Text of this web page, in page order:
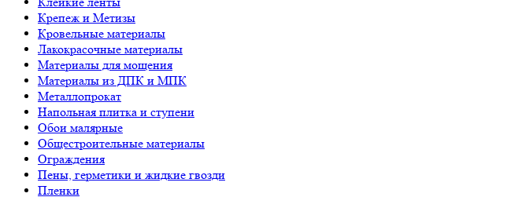
Крепеж и Метизы
Кровельные материалы
Лакокрасочные материалы
Материалы для мощения
Материалы из ДПК и МПК
Металлопрокат
Напольная плитка и ступени
Обои малярные
Общестроительные материалы
Ограждения
Пены, герметики и жидкие гвозди
Пленки